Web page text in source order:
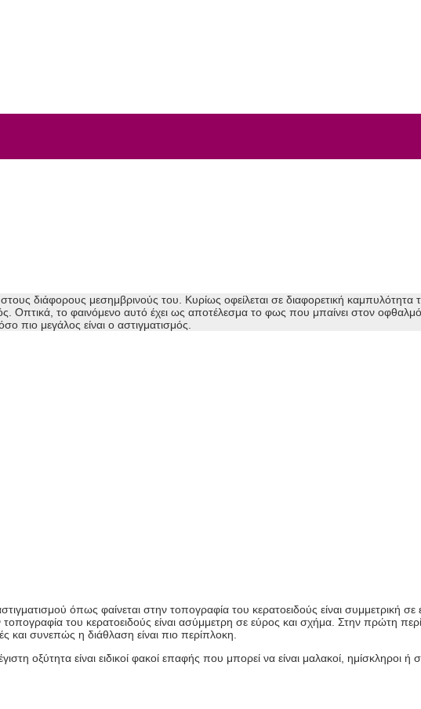
διάφορους μεσημβρινούς του. Κυρίως οφείλεται σε διαφορετική
Οπτικά, το φαινόμενο αυτό έχει ως αποτέλεσμα το φως που μπαίνει στον οφθαλμό
πιο μεγάλος είναι ο αστιγματισμός.
όπως φαίνεται στην τοπογραφία του κερατοειδούς είναι συμμετρική σε
του κερατοειδούς είναι ασύμμετρη σε εύρος και σχήμα. Στην πρώτη
και συνεπώς η διάθλαση είναι πιο περίπλοκη.
οξύτητα είναι ειδικοί φακοί επαφής που μπορεί να είναι μαλακοί, ημίσκληροι ή